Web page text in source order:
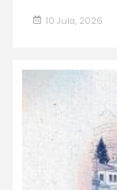
10 Jula, 2026